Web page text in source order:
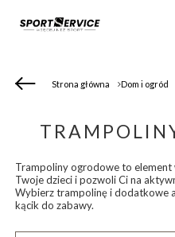
Strona główna Dom i ogród
Trampoliny ogrodowe to
Twoje dzieci i pozwoli Ci na
Wybierz trampolinę i dodatkowe
kącik do zabawy.